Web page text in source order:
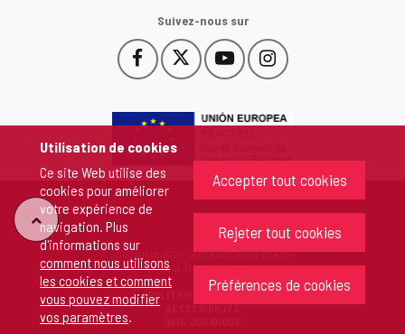
Utilisation de cookies
Ce site Web utilise des
cookies pour améliorer
votre expérience de
navigation. Plus
d'informations sur
comment nous utilisons
les cookies et comment
vous pouvez modifier
vos paramètres.
Accepter tout cookies
Rejeter tout cookies
Préférences de cookies
Suivez-nous sur
Facebook
Este
enlace
abrirá
una
ventana
nueva.
Este
enlace
abrirá
ventana
YouTube
Este
enlace
abrirá
ventana
nueva.
Instagram
Este
enlace
abrirá
ventana
"Retour
sommet"
Copyright 2026 - Junta de Castilla y León
Tous droits réservés
POLITIQUE DE COOKIES
ACCESSIBILITÉ